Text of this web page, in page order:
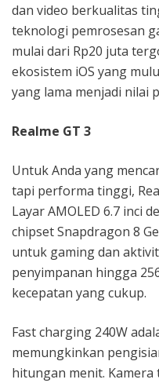
dan video berkualitas
teknologi pemrosesan
mulai dari Rp20 juta
ekosistem iOS yang
yang lama menjadi nilai
Realme GT 3
Untuk Anda yang
tapi performa tinggi,
Layar AMOLED 6.7 inci
chipset Snapdragon 8
untuk gaming dan
penyimpanan hingga
kecepatan yang cukup.
Fast charging 240W
memungkinkan
hitungan menit.